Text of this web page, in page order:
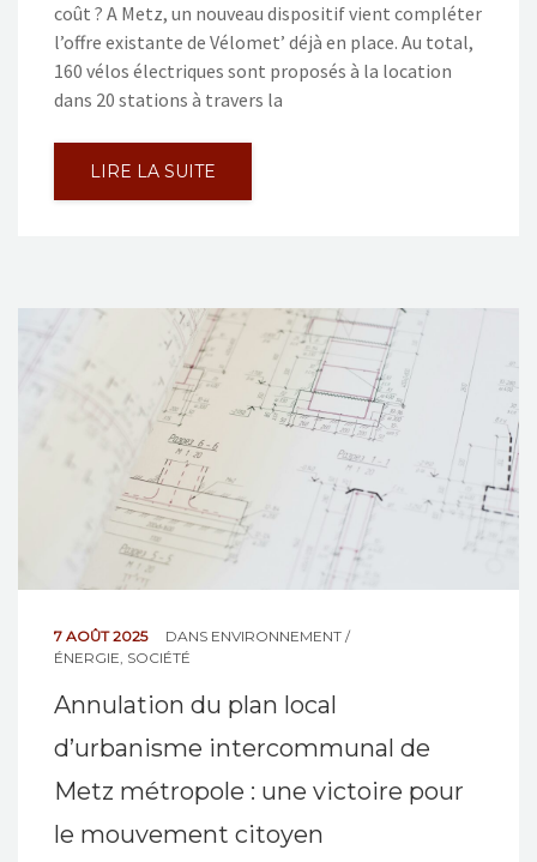
coût ? A Metz, un nouveau dispositif vient compléter
l’offre existante de Vélomet’ déjà en place. Au total,
160 vélos électriques sont proposés à la location
dans 20 stations à travers la
LIRE LA SUITE
7 AOÛT 2025 DANS ENVIRONNEMENT /
ÉNERGIE SOCIÉTÉ
Annulation du plan local
d’urbanisme intercommunal de
Metz métropole : une victoire pour
le mouvement citoyen